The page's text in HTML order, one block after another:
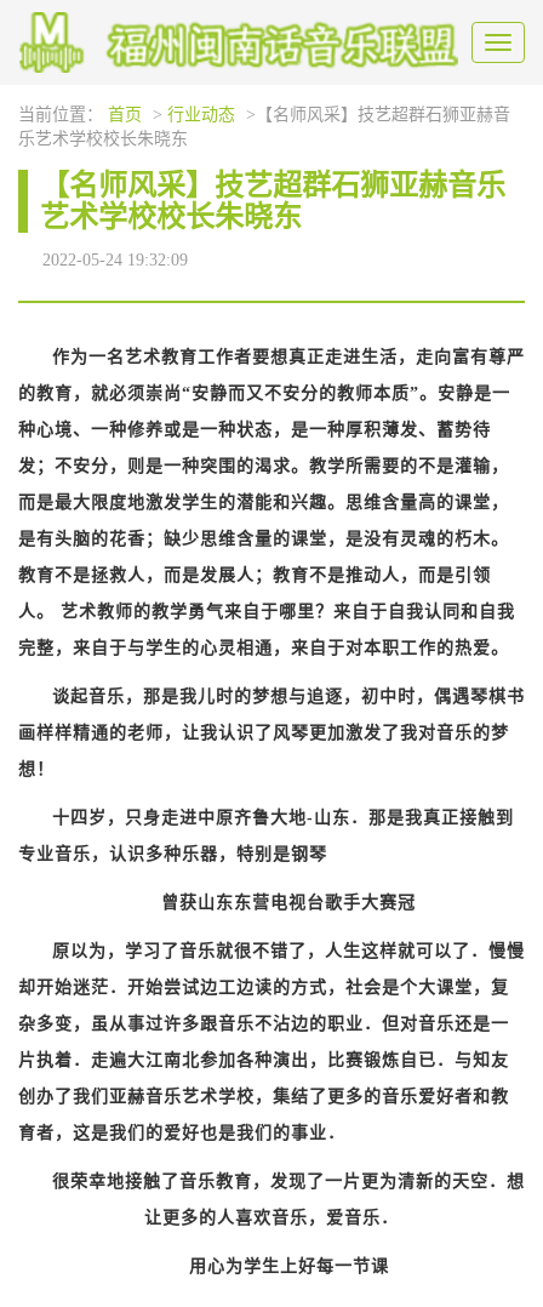
Toggle
当前位置： 首页 > 行业动态
>【名师风采】技艺超群石狮亚赫音
乐艺术学校校长朱晓东
【名师风采】技艺超群石狮亚赫音乐
艺术学校校长朱晓东
2022-05-24 19:32:09
作为一名艺术教育工作者要想真正走进生活，走向富有尊严
的教育，就必须崇尚“安静而又不安分的教师本质”。安静是一
种心境、一种修养或是一种状态，是一种厚积薄发、蓄势待
发；不安分，则是一种突围的渴求。教学所需要的不是灌输，
而是最大限度地激发学生的潜能和兴趣。思维含量高的课堂，
是有头脑的花香；缺少思维含量的课堂，是没有灵魂的朽木。
教育不是拯救人，而是发展人；教育不是推动人，而是引领
人。 艺术教师的教学勇气来自于哪里？来自于自我认同和自我
完整，来自于与学生的心灵相通，来自于对本职工作的热爱。
谈起音乐，那是我儿时的梦想与追逐， 初中时，偶遇琴棋书
画样样精通的老师，让我认识了风琴更加激发了我对音乐的梦
想！
十四岁，只身走进中原齐鲁大地-山东．那是我真正接触到
专业音乐，认识多种乐器，特别是钢琴
曾获山东东营电视台歌手大赛冠
原以为，学习了音乐就很不错了，人生这样就可以了．慢慢
却开始迷茫．开始尝试边工边读的方式，社会是个大课堂，复
杂多变，虽从事过许多跟音乐不沾边的职业．但对音乐还是一
片执着．走遍大江南北参加各种演出，比赛锻炼自已．与知友
创办了我们亚赫音乐艺术学校，集结了更多的音乐爱好者和教
育者，这是我们的爱好也是我们的事业．
很荣幸地接触了音乐教育，发现了一片更为清新的天空．想
让更多的人喜欢音乐，爱音乐．
用心为学生上好每一节课